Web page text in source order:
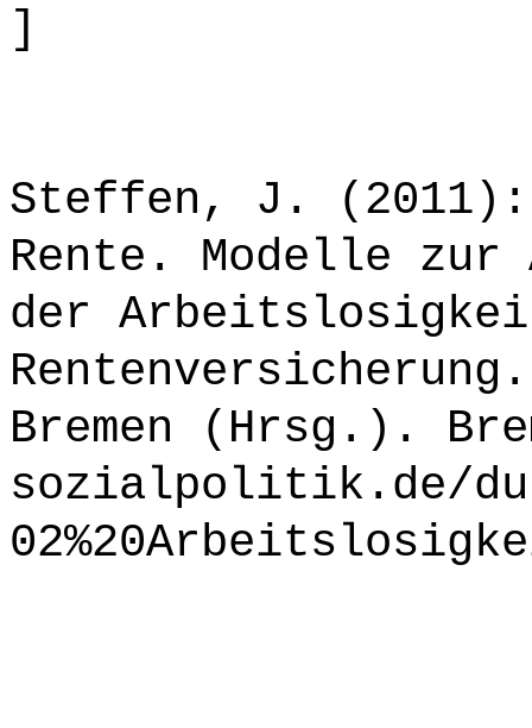
]
Steffen, J.
Rente. Modelle zur
der
Bremen (Hrsg.).
sozialpolitik.de/